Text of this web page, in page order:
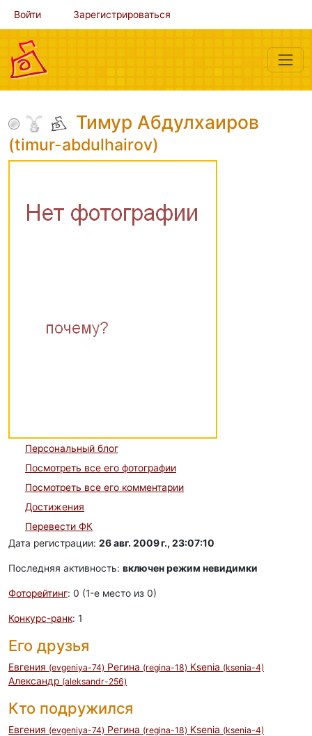
Войти Зарегистрироваться
Тимур Абдулхаиров
(timur-abdulhairov)
Персональный блог
Посмотреть все его фотографии
Посмотреть все его комментарии
Достижения
Перевести ФК
Дата регистрации: 26 авг. 2009 г., 23:07:10
Последняя активность: включен режим невидимки
Фоторейтинг: 0 (1-e место из 0)
Конкурс-ранк: 1
Его друзья
Евгения (evgeniya-74) Регина (regina-18) Ksenia (ksenia-4)
Александр (aleksandr-256)
Кто подружился
Евгения (evgeniya-74) Регина (regina-18) Ksenia (ksenia-4)